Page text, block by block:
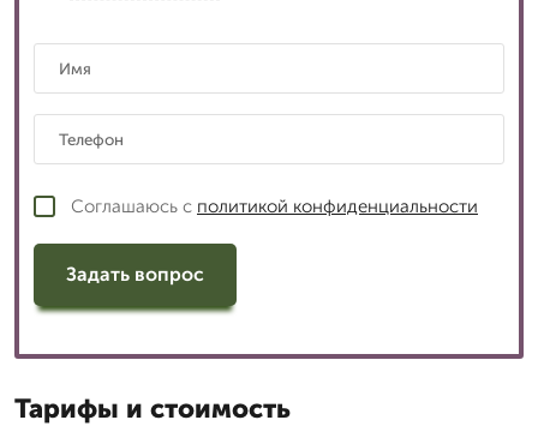
Соглашаюсь с политикой конфиденциальности
Задать вопрос
Тарифы и стоимость